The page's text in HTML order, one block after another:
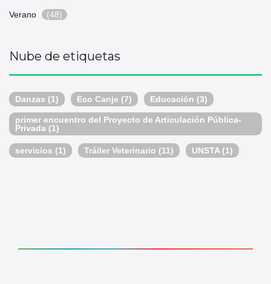
Verano (48)
Nube de etiquetas
Danzas (1) Eco Canje (7) Educación (3)
primer encuentro del Proyecto de Articulación Pública-
Privada (1)
servicios (1) Tráiler Veterinario (11) UNSTA (1)